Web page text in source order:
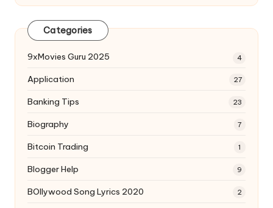
Categories
9xMovies Guru 2025 4
Application 27
Banking Tips 23
Biography 7
Bitcoin Trading 1
Blogger Help 9
BOllywood Song Lyrics 2020 2